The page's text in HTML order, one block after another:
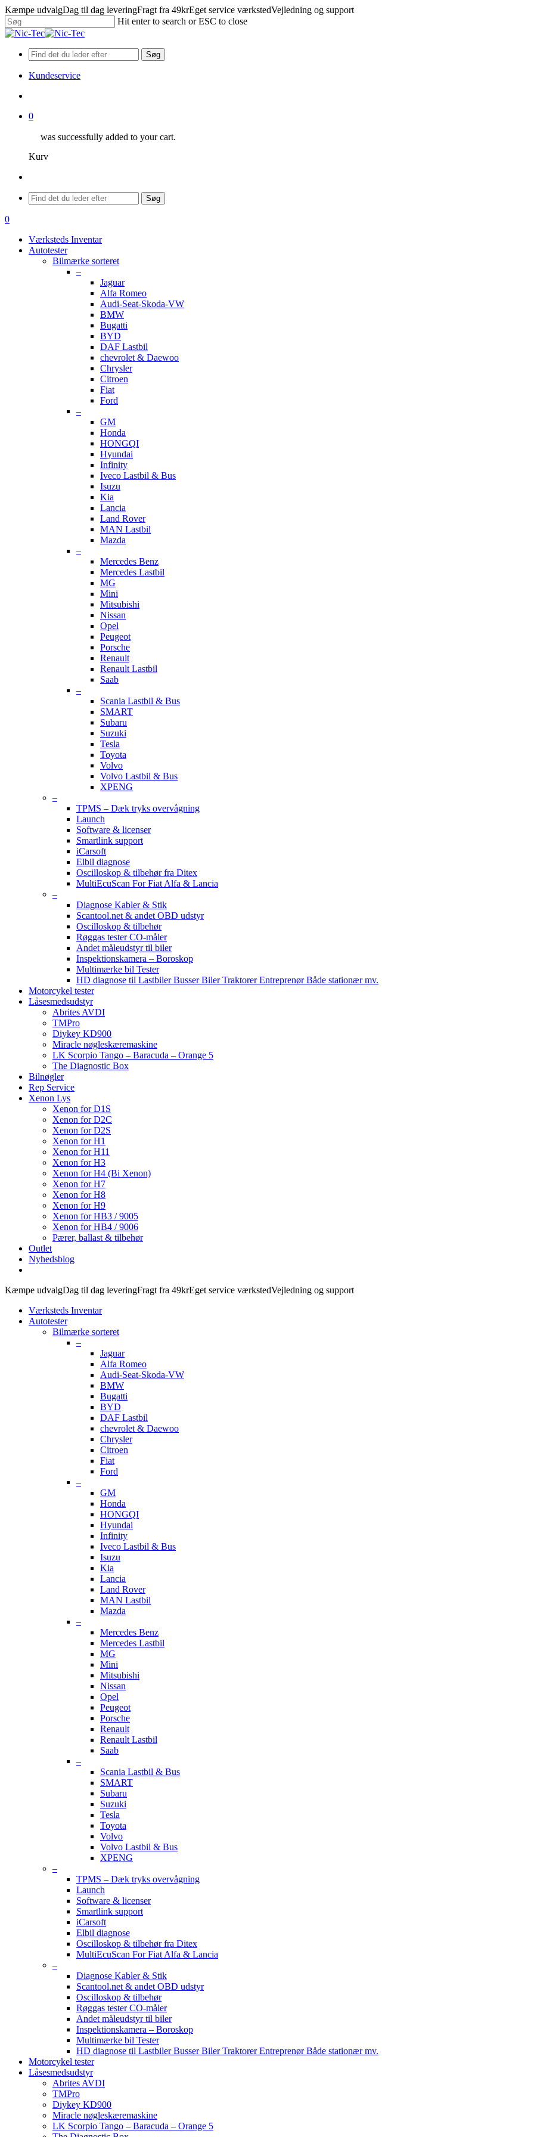
Skip
to
main
Kæmpe udvalgDag til dag leveringFragt fra 49krEget service værkstedVejledning og support
Hit enter to search or ESC to close
Close
Søg
Kundeservice
0
was successfully added to your cart.
Kurv
Menu
Søg
search
0
Værksteds Inventar
Autotester
Bilmærke sorteret
–
Jaguar
Alfa Romeo
Audi-Seat-Skoda-VW
BMW
Bugatti
BYD
DAF Lastbil
chevrolet & Daewoo
Chrysler
Citroen
Fiat
Ford
–
GM
Honda
HONGQI
Hyundai
Infinity
Iveco Lastbil & Bus
Isuzu
Kia
Lancia
Land Rover
MAN Lastbil
Mazda
–
Mercedes Benz
Mercedes Lastbil
MG
Mini
Mitsubishi
Nissan
Opel
Peugeot
Porsche
Renault
Renault Lastbil
Saab
–
Scania Lastbil & Bus
SMART
Subaru
Suzuki
Tesla
Toyota
Volvo
Volvo Lastbil & Bus
XPENG
–
TPMS – Dæk tryks overvågning
Launch
Software & licenser
Smartlink support
iCarsoft
Elbil diagnose
Oscilloskop & tilbehør fra Ditex
MultiEcuScan For Fiat Alfa & Lancia
–
Diagnose Kabler & Stik
Scantool.net & andet OBD udstyr
Oscilloskop & tilbehør
Røggas tester CO-måler
Andet måleudstyr til biler
Inspektionskamera – Boroskop
Multimærke bil Tester
HD diagnose til Lastbiler Busser Biler Traktorer Entreprenør Både stationær mv.
Motorcykel tester
Låsesmedsudstyr
Abrites AVDI
TMPro
Diykey KD900
Miracle nøgleskæremaskine
LK Scorpio Tango – Baracuda – Orange 5
The Diagnostic Box
Bilnøgler
Rep Service
Xenon Lys
Xenon for D1S
Xenon for D2C
Xenon for D2S
Xenon for H1
Xenon for H11
Xenon for H3
Xenon for H4 (Bi Xenon)
Xenon for H7
Xenon for H8
Xenon for H9
Xenon for HB3 / 9005
Xenon for HB4 / 9006
Pærer, ballast & tilbehør
Outlet
Nyhedsblog
Kæmpe udvalgDag til dag leveringFragt fra 49krEget service værkstedVejledning og support
Værksteds Inventar
Autotester
Bilmærke sorteret
–
Jaguar
Alfa Romeo
Audi-Seat-Skoda-VW
BMW
Bugatti
BYD
DAF Lastbil
chevrolet & Daewoo
Chrysler
Citroen
Fiat
Ford
–
GM
Honda
HONGQI
Hyundai
Infinity
Iveco Lastbil & Bus
Isuzu
Kia
Lancia
Land Rover
MAN Lastbil
Mazda
–
Mercedes Benz
Mercedes Lastbil
MG
Mini
Mitsubishi
Nissan
Opel
Peugeot
Porsche
Renault
Renault Lastbil
Saab
–
Scania Lastbil & Bus
SMART
Subaru
Suzuki
Tesla
Toyota
Volvo
Volvo Lastbil & Bus
XPENG
–
TPMS – Dæk tryks overvågning
Launch
Software & licenser
Smartlink support
iCarsoft
Elbil diagnose
Oscilloskop & tilbehør fra Ditex
MultiEcuScan For Fiat Alfa & Lancia
–
Diagnose Kabler & Stik
Scantool.net & andet OBD udstyr
Oscilloskop & tilbehør
Røggas tester CO-måler
Andet måleudstyr til biler
Inspektionskamera – Boroskop
Multimærke bil Tester
HD diagnose til Lastbiler Busser Biler Traktorer Entreprenør Både stationær mv.
Motorcykel tester
Låsesmedsudstyr
Abrites AVDI
TMPro
Diykey KD900
Miracle nøgleskæremaskine
LK Scorpio Tango – Baracuda – Orange 5